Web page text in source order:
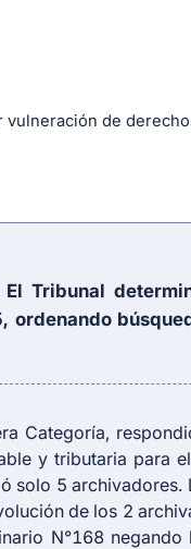
vulneración de
Tribunal
Categoría,
y tributaria para
solo 5
de los 2
N°168